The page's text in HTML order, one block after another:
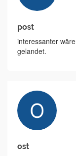
post
interessanter
gelandet.
ost